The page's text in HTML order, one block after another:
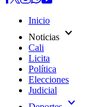
Inicio
Noticias expand_more
Cali
Licita
Política
Elecciones
Judicial
expand_more